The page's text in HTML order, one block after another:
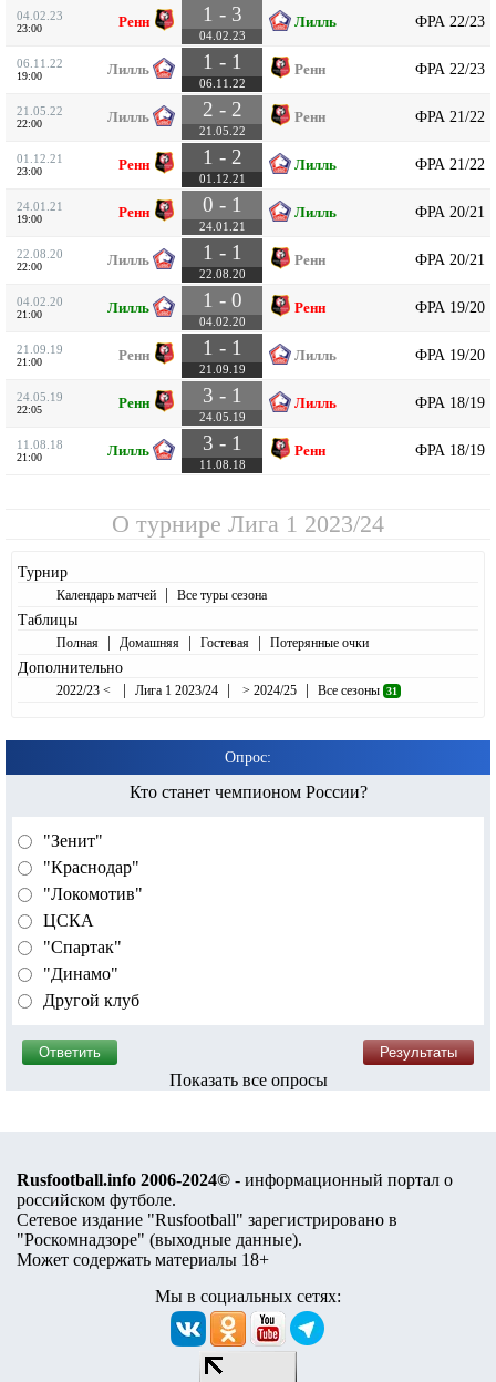
04.02.23
23:00 Ренн 1 - 3
04.02.23
Лилль ФРА 22/23
06.11.22
19:00 Лилль 1 - 1
06.11.22
Ренн ФРА 22/23
21.05.22
22:00 Лилль 2 - 2
21.05.22
Ренн ФРА 21/22
01.12.21
23:00 Ренн 1 - 2
01.12.21
Лилль ФРА 21/22
24.01.21
19:00 Ренн 0 - 1
24.01.21
Лилль ФРА 20/21
22.08.20
22:00 Лилль 1 - 1
22.08.20
Ренн ФРА 20/21
04.02.20
21:00 Лилль 1 - 0
04.02.20
Ренн ФРА 19/20
21.09.19
21:00 Ренн 1 - 1
21.09.19
Лилль ФРА 19/20
24.05.19
22:05 Ренн 3 - 1
24.05.19
Лилль ФРА 18/19
11.08.18
21:00 Лилль 3 - 1
11.08.18
Ренн ФРА 18/19
О турнире Лига 1 2023/24
Турнир
Календарь матчей | Все туры сезона
Таблицы
Полная | Домашняя | Гостевая | Потерянные очки
Дополнительно
2022/23 < | Лига 1 2023/24 | > 2024/25 | Все сезоны 31
Опрос:
Кто станет чемпионом России?
"Зенит"
"Краснодар"
"Локомотив"
ЦСКА
"Спартак"
"Динамо"
Другой клуб
Показать все опросы
Rusfootball.info 2006-2024© - информационный портал о
российском футболе.
Сетевое издание "Rusfootball" зарегистрировано в
"Роскомнадзоре" (выходные данные).
Может содержать материалы 18+
Мы в социальных сетях: